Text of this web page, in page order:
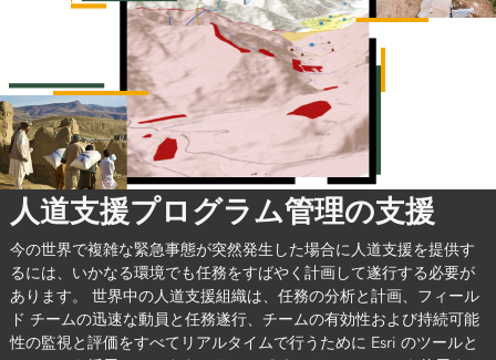
人道支援プログラム管理の支援
今の世界で複雑な緊急事態が突然発生した場合に人道支援を提供す
るには、いかなる環境でも任務をすばやく計画して遂行する必要が
あります。 世界中の人道支援組織は、任務の分析と計画、フィール
ド チームの迅速な動員と任務遂行、チームの有効性および持続可能
性の監視と評価をすべてリアルタイムで行うために Esri のツールと